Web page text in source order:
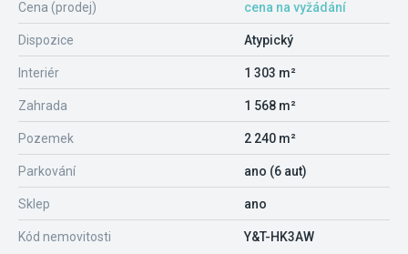
Cena (prodej) cena na vyžádání
Dispozice Atypický
Interiér 1 303 m²
Zahrada 1 568 m²
Pozemek 2 240 m²
Parkování ano (6 aut)
Sklep ano
Kód nemovitosti Y&T-HK3AW